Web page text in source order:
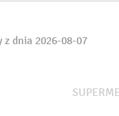
z dnia 2026-08-07